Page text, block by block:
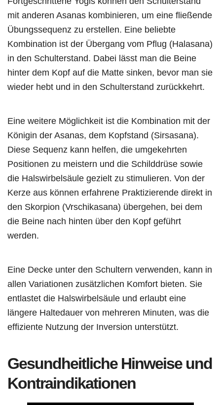
mit anderen Asanas kombinieren, um eine fließende
Übungssequenz zu erstellen. Eine beliebte
Kombination ist der Übergang vom Pflug (Halasana)
in den Schulterstand. Dabei lässt man die Beine
hinter dem Kopf auf die Matte sinken, bevor man sie
wieder hebt und in den Schulterstand zurückkehrt.
Eine weitere Möglichkeit ist die Kombination mit der
Königin der Asanas, dem Kopfstand (Sirsasana).
Diese Sequenz kann helfen, die umgekehrten
Positionen zu meistern und die Schilddrüse sowie
die Halswirbelsäule gezielt zu stimulieren. Von der
Kerze aus können erfahrene Praktizierende direkt in
den Skorpion (Vrschikasana) übergehen, bei dem
die Beine nach hinten über den Kopf geführt
werden.
Eine Decke unter den Schultern verwenden, kann in
allen Variationen zusätzlichen Komfort bieten. Sie
entlastet die Halswirbelsäule und erlaubt eine
längere Haltedauer von mehreren Minuten, was die
effiziente Nutzung der Inversion unterstützt.
Gesundheitliche Hinweise und
Kontraindikationen